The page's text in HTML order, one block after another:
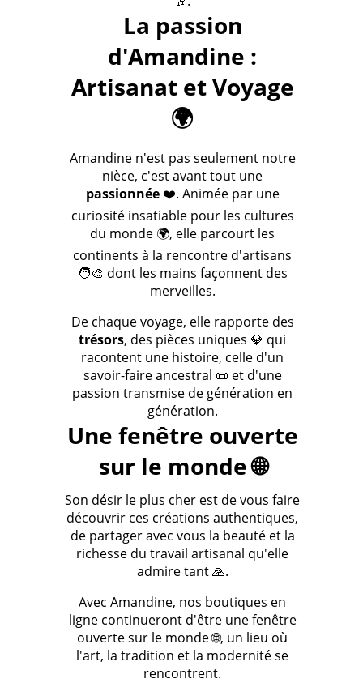
La passion
d'Amandine :
Artisanat et Voyage
🌍
Amandine n'est pas seulement notre
nièce, c'est avant tout une
passionnée❤️. Animée par une
curiosité insatiable pour les cultures
du monde 🌍, elle parcourt les
continents à la rencontre d'artisans
🧑‍🎨 dont les mains façonnent des
merveilles.
De chaque voyage, elle rapporte des
trésors, des pièces uniques 💎 qui
racontent une histoire, celle d'un
savoir-faire ancestral 📜 et d'une
passion transmise de génération en
génération.
Une fenêtre ouverte
sur le monde 🌐
Son désir le plus cher est de vous faire
découvrir ces créations authentiques,
de partager avec vous la beauté et la
richesse du travail artisanal qu'elle
admire tant 🙏.
Avec Amandine, nos boutiques en
ligne continueront d'être une fenêtre
ouverte sur le monde 🌐, un lieu où
l'art, la tradition et la modernité se
rencontrent.